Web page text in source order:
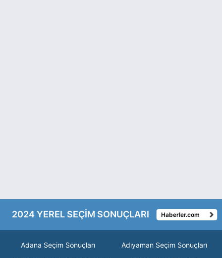
2024 YEREL SEÇİM SONUÇLARI Haberler.com
Adana Seçim Sonuçları
Adıyaman Seçim Sonuçları